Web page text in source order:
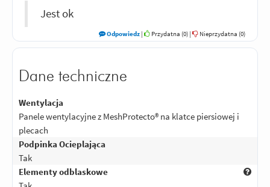
Jest ok
Odpowiedz | Przydatna (0) | Nieprzydatna (0)
Dane techniczne
Wentylacja
Panele wentylacyjne z MeshProtecto® na klatce piersiowej i
plecach
Podpinka Ocieplająca
Tak
Elementy odblaskowe